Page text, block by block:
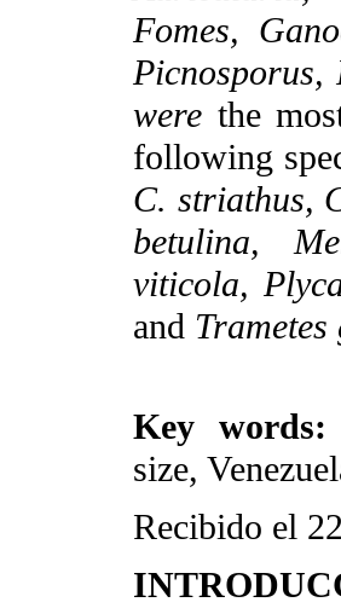
Fomes,
Picnosporus,
were the
following
C. striathus,
betulina,
viticola,
and
Key words:
size,
Recibido el